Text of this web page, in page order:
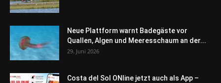
Neue Plattform warnt Badegäste vor
Quallen, Algen und Meeresschaum an der...
29. Juni 2026
Costa del Sol ONline jetzt auch als App –